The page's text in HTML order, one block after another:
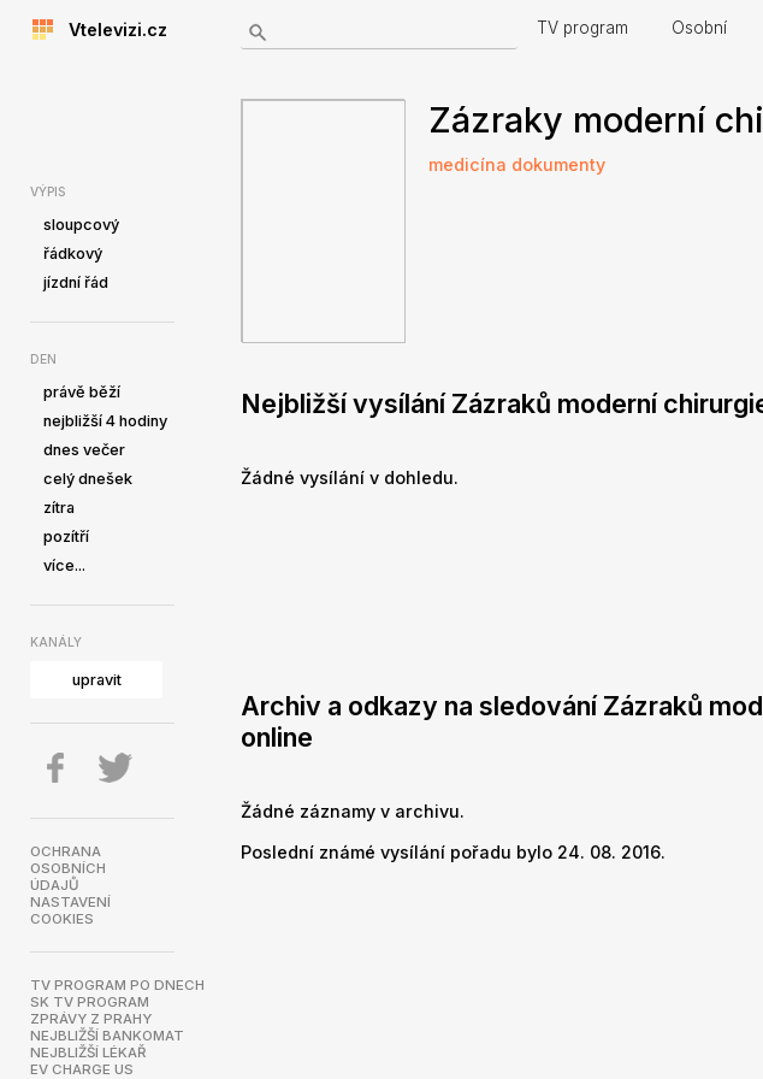
Vtelevizi.cz TV program Osobní
VÝPIS
sloupcový
řádkový
jízdní řád
DEN
právě běží
nejbližší 4 hodiny
dnes večer
celý dnešek
zítra
pozítří
více...
KANÁLY
upravit
OCHRANA
OSOBNÍCH
ÚDAJŮ
NASTAVENÍ
COOKIES
TV PROGRAM PO DNECH
SK TV PROGRAM
ZPRÁVY Z PRAHY
NEJBLIŽŠÍ BANKOMAT
NEJBLIŽŠÍ LÉKAŘ
EV CHARGE US
Zázraky moderní
medicína dokumenty
Nejbližší vysílání Zázraků moderní
Žádné vysílání v dohledu.
Archiv a odkazy na sledování Zázraků
online
Žádné záznamy v archivu.
Poslední známé vysílání pořadu bylo 24. 08. 2016.